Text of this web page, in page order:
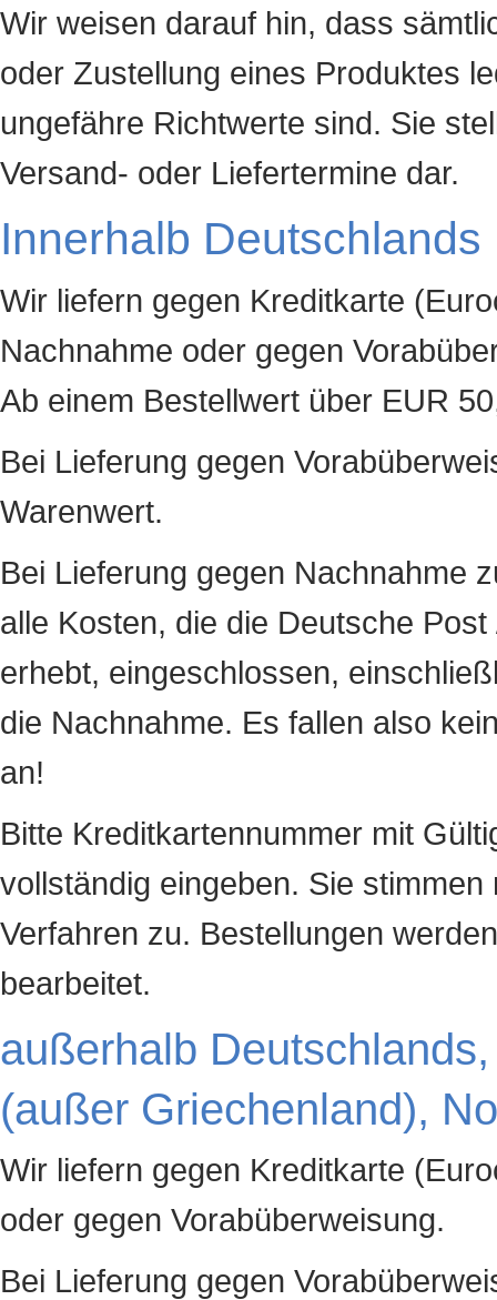
Wir weisen darauf hin, dass
oder Zustellung eines Produktes
ungefähre Richtwerte sind. Sie
Versand- oder Liefertermine dar.
Innerhalb Deutschlands
Wir liefern gegen Kreditkarte
Nachnahme oder gegen
Ab einem Bestellwert über EUR
Bei Lieferung gegen
Warenwert.
Bei Lieferung gegen Nachnahme
alle Kosten, die die Deutsche
erhebt, eingeschlossen,
die Nachnahme. Es fallen also
an!
Bitte Kreditkartennummer mit
vollständig eingeben. Sie
Verfahren zu. Bestellungen
bearbeitet.
außerhalb
(außer Griechenland),
Wir liefern gegen Kreditkarte
oder gegen Vorabüberweisung.
Bei Lieferung gegen